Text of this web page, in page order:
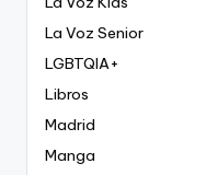
La Voz Senior
LGBTQIA+
Libros
Madrid
Manga